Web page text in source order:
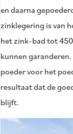
en daarna
zinklegering is van
het zink-bad tot
kunnen
poeder voor het
resultaat dat de
blijft.